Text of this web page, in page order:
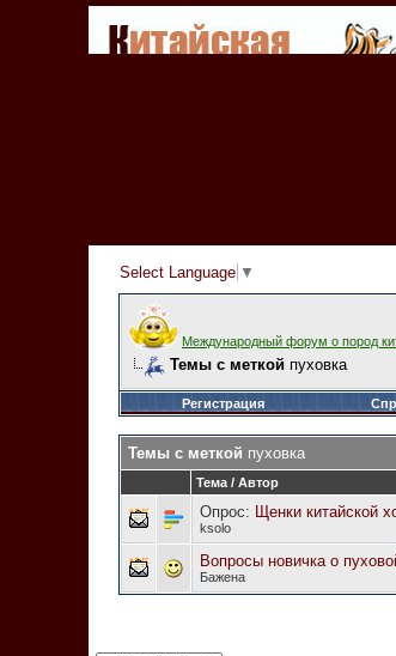
Select Language ▼
Международный форум о пород
Темы с меткой пуховка
Регистрация
Темы с меткой пуховка
Тема / Автор
Опрос: Щенки китайской
ksolo
Вопросы новичка о
Баженa